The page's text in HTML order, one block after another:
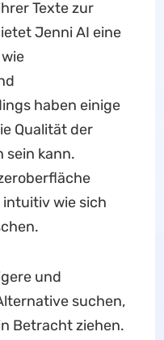
Texte zur
Jenni AI eine
haben einige
Qualität der
sein kann.
wie sich
und
suchen,
Betracht ziehen.